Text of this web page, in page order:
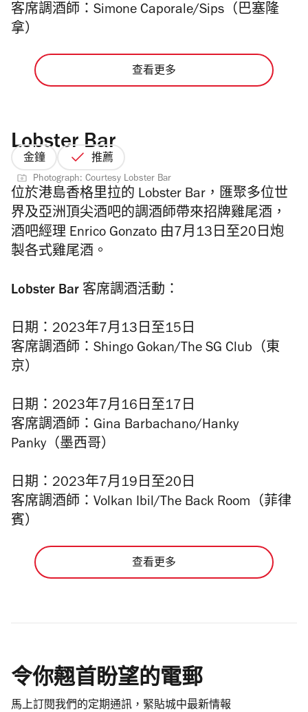
客席調酒師：Simone Caporale/Sips（巴塞隆
拿）
查看更多
Lobster Bar
金鐘 推薦
Photograph: Courtesy Lobster Bar
位於港島香格里拉的 Lobster Bar，匯聚多位世
界及亞洲頂尖酒吧的調酒師帶來招牌雞尾酒，
酒吧經理 Enrico Gonzato 由7月13日至20日炮
製各式雞尾酒。
Lobster Bar 客席調酒活動：
日期：2023年7月13日至15日
客席調酒師：Shingo Gokan/The SG Club（東
京）
日期：2023年7月16日至17日
客席調酒師：Gina Barbachano/Hanky
Panky（墨西哥）
日期：2023年7月19日至20日
客席調酒師：Volkan Ibil/The Back Room（菲律
賓）
查看更多
令你翹首盼望的電郵
馬上訂閱我們的定期通訊，緊貼城中最新情報